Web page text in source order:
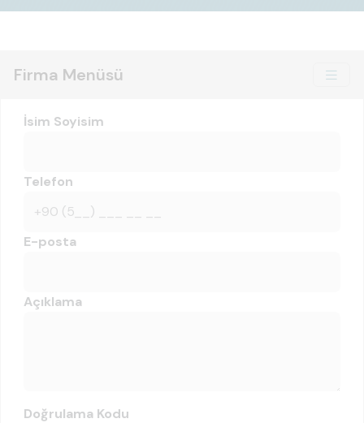
Firma Menüsü
İsim Soyisim
Telefon
E-posta
Açıklama
Doğrulama Kodu